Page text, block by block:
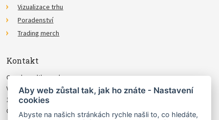
Vizualizace trhu
Poradenství
Trading merch
Kontakt
Czechwealth, spol. s r.o.
Višňová 4
140 00 Praha 4
Česká Republika
Aby web zůstal tak, jak ho znáte - Nastavení
cookies
Abyste na našich stránkách rychle našli to, co hledáte,